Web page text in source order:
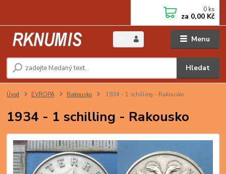
Menu
Hledat
0 ks
za 0,00 Kč
Úvod EVROPA Rakousko 1934 - 1 schilling - Rakousko
1934 - 1 schilling - Rakousko